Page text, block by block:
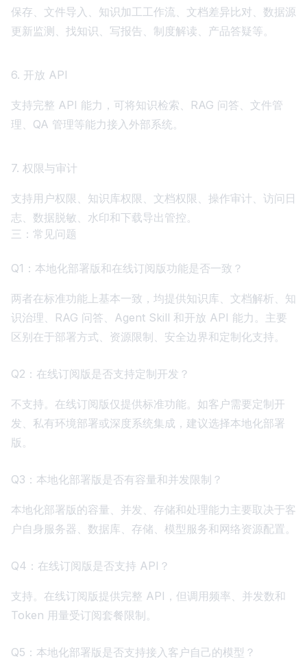
保存、文件导入、知识加工工作流、文档差异比对、数据源
更新监测、找知识、写报告、制度解读、产品答疑等。
6. 开放 API
支持完整 API 能力，可将知识检索、RAG 问答、文件管
理、QA 管理等能力接入外部系统。
7. 权限与审计
支持用户权限、知识库权限、文档权限、操作审计、访问日
志、数据脱敏、水印和下载导出管控。
三：常见问题
Q1：本地化部署版和在线订阅版功能是否一致？
两者在标准功能上基本一致，均提供知识库、文档解析、知
识治理、RAG 问答、Agent Skill 和开放 API 能力。主要
区别在于部署方式、资源限制、安全边界和定制化支持。
Q2：在线订阅版是否支持定制开发？
不支持。在线订阅版仅提供标准功能。如客户需要定制开
发、私有环境部署或深度系统集成，建议选择本地化部署
版。
Q3：本地化部署版是否有容量和并发限制？
本地化部署版的容量、并发、存储和处理能力主要取决于客
户自身服务器、数据库、存储、模型服务和网络资源配置。
Q4：在线订阅版是否支持 API？
支持。在线订阅版提供完整 API，但调用频率、并发数和
Token 用量受订阅套餐限制。
Q5：本地化部署版是否支持接入客户自己的模型？